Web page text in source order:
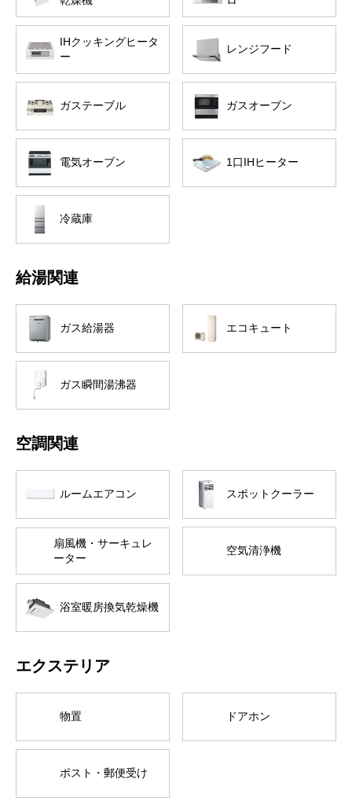
IHクッキングヒータ
ー
レンジフード
ガステーブル ガスオーブン
電気オーブン 1口IHヒーター
冷蔵庫
給湯関連
ガス給湯器 エコキュート
ガス瞬間湯沸器
空調関連
ルームエアコン スポットクーラー
扇風機・サーキュレ
ーター
空気清浄機
浴室暖房換気乾燥機
エクステリア
物置 ドアホン
ポスト・郵便受け